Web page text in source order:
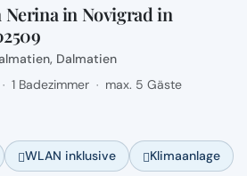
in Novigrad in
Dalmatien
· 1 Badezimmer · max. 5 Gäste
WLAN inklusive
Klimaanlage